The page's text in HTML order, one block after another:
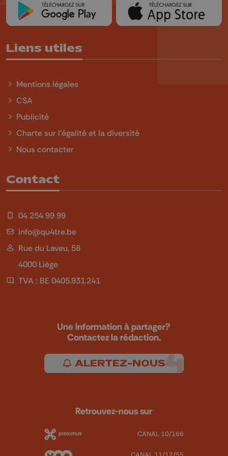
Liens utiles
Mentions légales
CSA
Publicité
Charte sur l'égalité et la diversité
Nous contacter
Contact
04 254 99 99
info@qu4tre.be
Rue du Laveu, 58
4000 Liège
TVA : BE 0405.931.241
Une information à partager?
Contactez la rédaction.
ALERTEZ-NOUS
Retrouvez-nous sur
CANAL 10/166